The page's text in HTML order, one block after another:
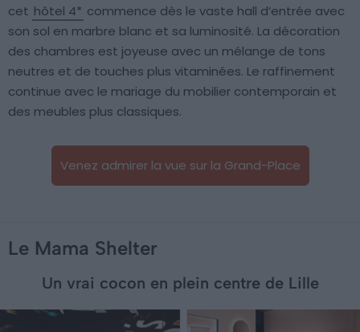
cet hôtel 4* commence dès le vaste hall d’entrée avec
son sol en marbre blanc et sa luminosité. La décoration
des chambres est joyeuse avec un mélange de tons
neutres et de touches plus vitaminées. Le raffinement
continue avec le mariage du mobilier contemporain et
des meubles plus classiques.
Venez admirer la vue sur la Grand-Place
Le Mama Shelter
Un vrai cocon en plein centre de Lille